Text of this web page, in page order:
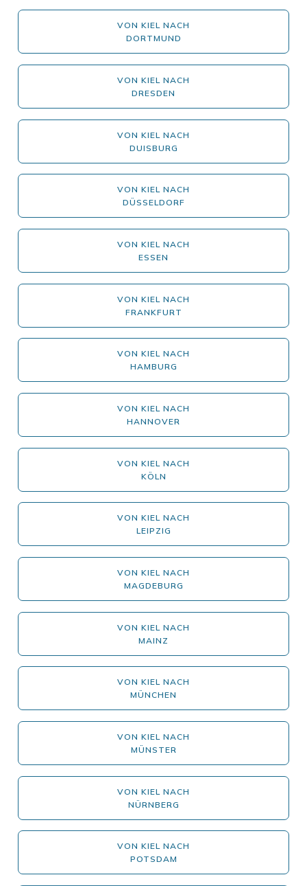
VON KIEL NACH
DORTMUND
VON KIEL NACH
DRESDEN
VON KIEL NACH
DUISBURG
VON KIEL NACH
DÜSSELDORF
VON KIEL NACH
ESSEN
VON KIEL NACH
FRANKFURT
VON KIEL NACH
HAMBURG
VON KIEL NACH
HANNOVER
VON KIEL NACH
KÖLN
VON KIEL NACH
LEIPZIG
VON KIEL NACH
MAGDEBURG
VON KIEL NACH
MAINZ
VON KIEL NACH
MÜNCHEN
VON KIEL NACH
MÜNSTER
VON KIEL NACH
NÜRNBERG
VON KIEL NACH
POTSDAM